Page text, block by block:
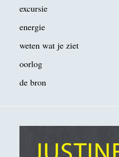
excursie
energie
weten wat je ziet
oorlog
de bron